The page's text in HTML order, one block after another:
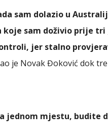
sam dolazio u
sam doživio prije
jer stalno
je Novak Đoković dok
jednom mjestu, budite